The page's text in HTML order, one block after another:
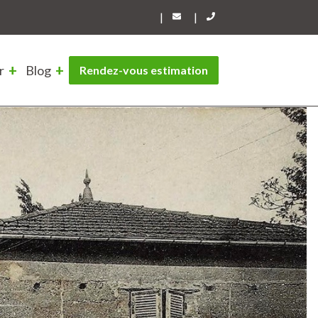
| |
Blog Rendez-vous estimation